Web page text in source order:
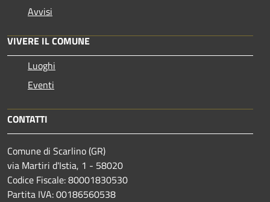
Avvisi
VIVERE IL COMUNE
Luoghi
Eventi
CONTATTI
Comune di Scarlino (GR)
via Martiri d'Istia, 1 - 58020
Codice Fiscale: 80001830530
Partita IVA: 00186560538